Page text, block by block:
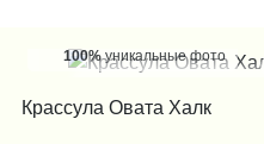
100%уникальные фото
Крассула Овата Халк